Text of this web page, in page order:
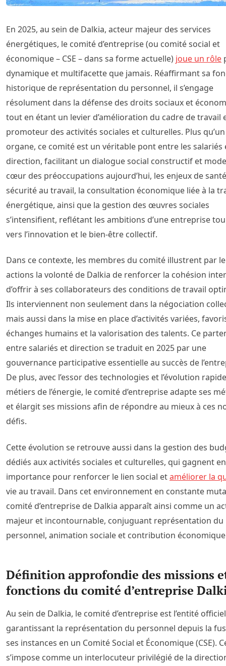
En 2025, au sein de Dalkia, acteur majeur des services
énergétiques, le comité d’entreprise (ou comité social et
économique – CSE – dans sa forme actuelle) joue un rôle
dynamique et multifacette que jamais. Réaffirmant sa
historique de représentation du personnel, il s’engage
résolument dans la défense des droits sociaux et
tout en étant un levier d’amélioration du cadre de travail
promoteur des activités sociales et culturelles. Plus
organe, ce comité est un véritable pont entre les salariés
direction, facilitant un dialogue social constructif et
cœur des préoccupations aujourd’hui, les enjeux de
sécurité au travail, la consultation économique liée à la
énergétique, ainsi que la gestion des œuvres sociales
s’intensifient, reflétant les ambitions d’une entreprise
vers l’innovation et le bien-être collectif.
Dans ce contexte, les membres du comité illustrent par
actions la volonté de Dalkia de renforcer la cohésion
d’offrir à ses collaborateurs des conditions de travail
Ils interviennent non seulement dans la négociation
mais aussi dans la mise en place d’activités variées,
échanges humains et la valorisation des talents. Ce
entre salariés et direction se traduit en 2025 par une
gouvernance participative essentielle au succès de
De plus, avec l’essor des technologies et l’évolution
métiers de l’énergie, le comité d’entreprise adapte ses
et élargit ses missions afin de répondre au mieux à ces
défis.
Cette évolution se retrouve aussi dans la gestion des
dédiés aux activités sociales et culturelles, qui gagnent en
importance pour renforcer le lien social etaméliorer la
vie au travail. Dans cet environnement en constante
comité d’entreprise de Dalkia apparaît ainsi comme un
majeur et incontournable, conjuguant représentation du
personnel, animation sociale et contribution
Définition approfondie des missions
fonctions du comité d’entreprise
Au sein de Dalkia, le comité d’entreprise est l’entité
garantissant la représentation du personnel depuis la
ses instances en un Comité Social et Économique (CSE).
s’impose comme un interlocuteur privilégié de la